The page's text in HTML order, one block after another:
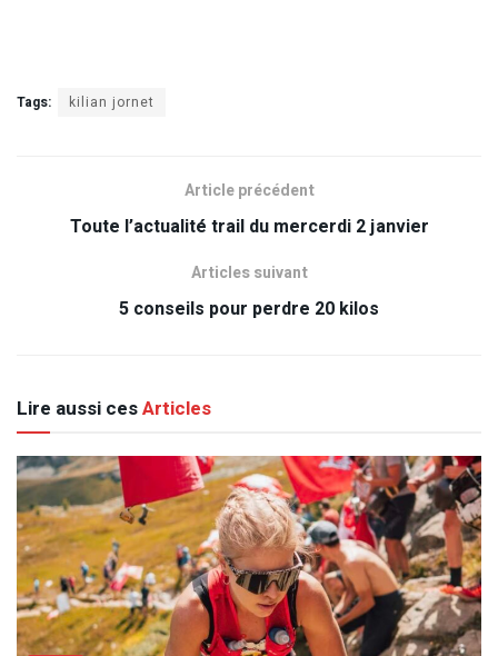
Tags: kilian jornet
Article précédent
Toute l’actualité trail du mercerdi 2 janvier
Articles suivant
5 conseils pour perdre 20 kilos
Lire aussi cesArticles